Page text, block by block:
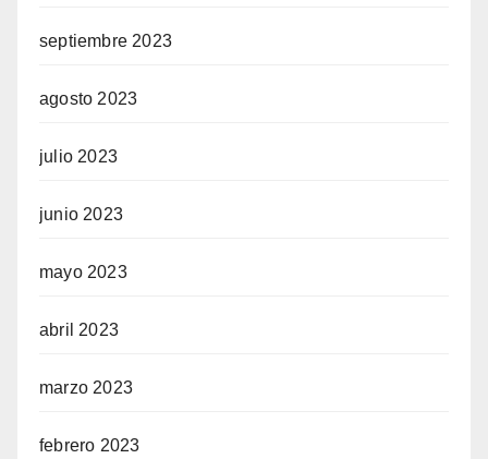
septiembre 2023
agosto 2023
julio 2023
junio 2023
mayo 2023
abril 2023
marzo 2023
febrero 2023